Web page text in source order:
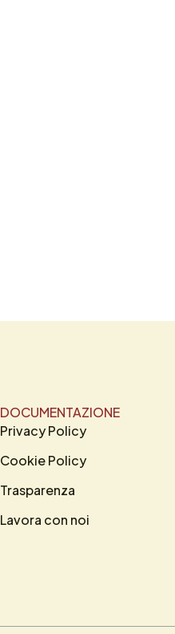
DOCUMENTAZIONE
Privacy Policy
Cookie Policy
Trasparenza
Lavora con noi